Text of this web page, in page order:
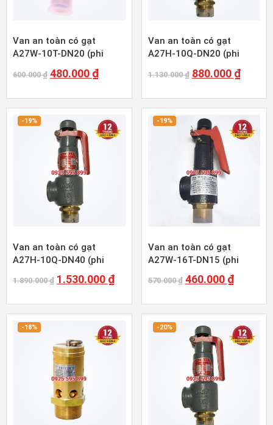
Van an toàn có gạt
A27W-10T-DN20 (phi
600.000₫ 480.000 ₫
Van an toàn có gạt
A27H-10Q-DN20 (phi
1.130.000₫ 880.000 ₫
-19%
Van an toàn có gạt
A27H-10Q-DN40 (phi
1.890.000₫ 1.530.000 ₫
-19%
Van an toàn có gạt
A27W-16T-DN15 (phi
570.000₫ 460.000 ₫
-18% -20%